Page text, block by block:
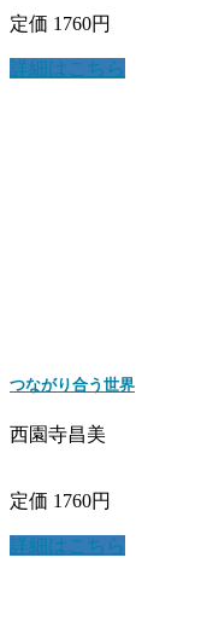
定価 1760円
詳細はこちら
つながり合う世界
西園寺昌美
定価 1760円
詳細はこちら